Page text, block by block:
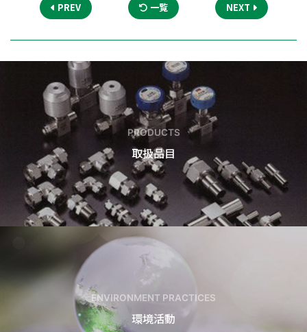
PREV 一覧 NEXT
PRODUCTS
取扱品目
ENVIRONMENT PRACTICES
環境活動